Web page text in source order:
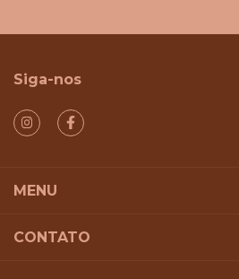
Siga-nos
MENU
CONTATO